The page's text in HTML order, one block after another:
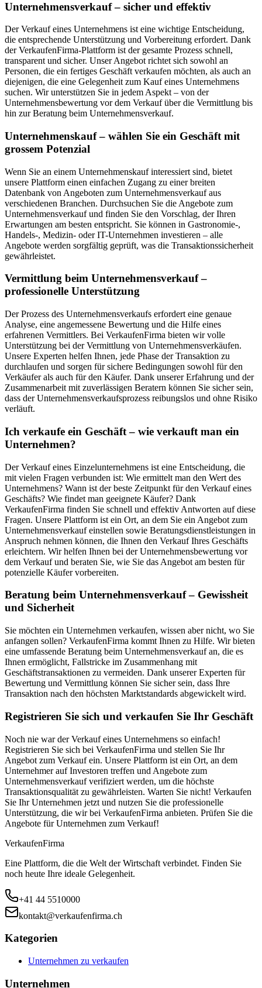
Unternehmensverkauf – sicher und effektiv
Der Verkauf eines Unternehmens ist eine wichtige Entscheidung,
die entsprechende Unterstützung und Vorbereitung erfordert. Dank
der VerkaufenFirma-Plattform ist der gesamte Prozess schnell,
transparent und sicher. Unser Angebot richtet sich sowohl an
Personen, die ein fertiges Geschäft verkaufen möchten, als auch an
diejenigen, die eine Gelegenheit zum Kauf eines Unternehmens
suchen. Wir unterstützen Sie in jedem Aspekt – von der
Unternehmensbewertung vor dem Verkauf über die Vermittlung bis
hin zur Beratung beim Unternehmensverkauf.
Unternehmenskauf – wählen Sie ein Geschäft mit
grossem Potenzial
Wenn Sie an einem Unternehmenskauf interessiert sind, bietet
unsere Plattform einen einfachen Zugang zu einer breiten
Datenbank von Angeboten zum Unternehmensverkauf aus
verschiedenen Branchen. Durchsuchen Sie die Angebote zum
Unternehmensverkauf und finden Sie den Vorschlag, der Ihren
Erwartungen am besten entspricht. Sie können in Gastronomie-,
Handels-, Medizin- oder IT-Unternehmen investieren – alle
Angebote werden sorgfältig geprüft, was die Transaktionssicherheit
gewährleistet.
Vermittlung beim Unternehmensverkauf –
professionelle Unterstützung
Der Prozess des Unternehmensverkaufs erfordert eine genaue
Analyse, eine angemessene Bewertung und die Hilfe eines
erfahrenen Vermittlers. Bei VerkaufenFirma bieten wir volle
Unterstützung bei der Vermittlung von Unternehmensverkäufen.
Unsere Experten helfen Ihnen, jede Phase der Transaktion zu
durchlaufen und sorgen für sichere Bedingungen sowohl für den
Verkäufer als auch für den Käufer. Dank unserer Erfahrung und der
Zusammenarbeit mit zuverlässigen Beratern können Sie sicher sein,
dass der Unternehmensverkaufsprozess reibungslos und ohne Risiko
verläuft.
Ich verkaufe ein Geschäft – wie verkauft man ein
Unternehmen?
Der Verkauf eines Einzelunternehmens ist eine Entscheidung, die
mit vielen Fragen verbunden ist: Wie ermittelt man den Wert des
Unternehmens? Wann ist der beste Zeitpunkt für den Verkauf eines
Geschäfts? Wie findet man geeignete Käufer? Dank
VerkaufenFirma finden Sie schnell und effektiv Antworten auf diese
Fragen. Unsere Plattform ist ein Ort, an dem Sie ein Angebot zum
Unternehmensverkauf einstellen sowie Beratungsdienstleistungen in
Anspruch nehmen können, die Ihnen den Verkauf Ihres Geschäfts
erleichtern. Wir helfen Ihnen bei der Unternehmensbewertung vor
dem Verkauf und beraten Sie, wie Sie das Angebot am besten für
potenzielle Käufer vorbereiten.
Beratung beim Unternehmensverkauf – Gewissheit
und Sicherheit
Sie möchten ein Unternehmen verkaufen, wissen aber nicht, wo Sie
anfangen sollen? VerkaufenFirma kommt Ihnen zu Hilfe. Wir bieten
eine umfassende Beratung beim Unternehmensverkauf an, die es
Ihnen ermöglicht, Fallstricke im Zusammenhang mit
Geschäftstransaktionen zu vermeiden. Dank unserer Experten für
Bewertung und Vermittlung können Sie sicher sein, dass Ihre
Transaktion nach den höchsten Marktstandards abgewickelt wird.
Registrieren Sie sich und verkaufen Sie Ihr Geschäft
Noch nie war der Verkauf eines Unternehmens so einfach!
Registrieren Sie sich bei VerkaufenFirma und stellen Sie Ihr
Angebot zum Verkauf ein. Unsere Plattform ist ein Ort, an dem
Unternehmer auf Investoren treffen und Angebote zum
Unternehmensverkauf verifiziert werden, um die höchste
Transaktionsqualität zu gewährleisten. Warten Sie nicht! Verkaufen
Sie Ihr Unternehmen jetzt und nutzen Sie die professionelle
Unterstützung, die wir bei VerkaufenFirma anbieten. Prüfen Sie die
Angebote für Unternehmen zum Verkauf!
VerkaufenFirma
Eine Plattform, die die Welt der Wirtschaft verbindet. Finden Sie
noch heute Ihre ideale Gelegenheit.
+41 44 5510000
kontakt@verkaufenfirma.ch
Kategorien
Unternehmen zu verkaufen
Unternehmen